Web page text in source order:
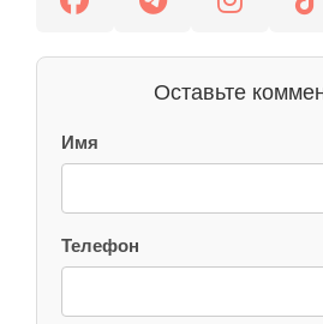
Оставьте
Имя
Телефон